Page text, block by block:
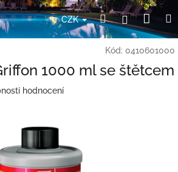
CZK HledatPřihlášení
Kód: 0410601000
1000 ml se štětcem
hodnocení